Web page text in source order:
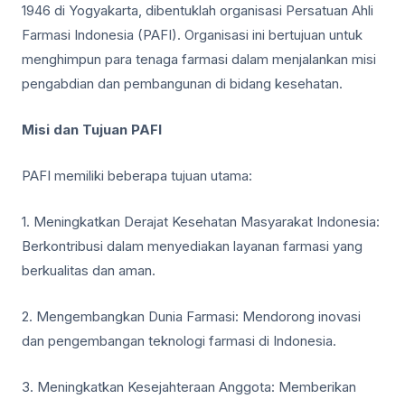
1946 di Yogyakarta, dibentuklah organisasi Persatuan Ahli
Farmasi Indonesia (PAFI). Organisasi ini bertujuan untuk
menghimpun para tenaga farmasi dalam menjalankan misi
pengabdian dan pembangunan di bidang kesehatan.
Misi dan Tujuan PAFI
PAFI memiliki beberapa tujuan utama:
1. Meningkatkan Derajat Kesehatan Masyarakat Indonesia:
Berkontribusi dalam menyediakan layanan farmasi yang
berkualitas dan aman.
2. Mengembangkan Dunia Farmasi: Mendorong inovasi
dan pengembangan teknologi farmasi di Indonesia.
3. Meningkatkan Kesejahteraan Anggota: Memberikan